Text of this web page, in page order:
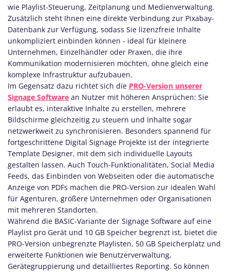
wie Playlist-Steuerung, Zeitplanung und Medienverwaltung.
Zusätzlich steht Ihnen eine direkte Verbindung zur Pixabay-
Datenbank zur Verfügung, sodass Sie lizenzfreie Inhalte
unkompliziert einbinden können - ideal für kleinere
Unternehmen, Einzelhändler oder Praxen, die ihre
Kommunikation modernisieren möchten, ohne gleich eine
komplexe Infrastruktur aufzubauen.
Im Gegensatz dazu richtet sich die PRO-Version unserer
Signage Software an Nutzer mit höheren Ansprüchen: Sie
erlaubt es, interaktive Inhalte zu erstellen, mehrere
Bildschirme gleichzeitig zu steuern und Inhalte sogar
netzwerkweit zu synchronisieren. Besonders spannend für
fortgeschrittene Digital Signage Projekte ist der integrierte
Template Designer, mit dem sich individuelle Layouts
gestalten lassen. Auch Touch-Funktionalitäten, Social Media
Feeds, das Einbinden von Webseiten oder die automatische
Anzeige von PDFs machen die PRO-Version zur idealen Wahl
für Agenturen, größere Unternehmen oder Organisationen
mit mehreren Standorten.
Während die BASIC-Variante der Signage Software auf eine
Playlist pro Gerät und 10 GB Speicher begrenzt ist, bietet die
PRO-Version unbegrenzte Playlisten, 50 GB Speicherplatz und
erweiterte Funktionen wie Benutzerverwaltung,
Gerätegruppierung und detailliertes Reporting. So können